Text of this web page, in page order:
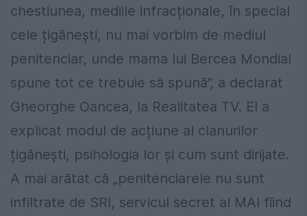
chestiunea, mediile infracționale, în special
cele țigănești, nu mai vorbim de mediul
penitenciar, unde mama lui Bercea Mondial
spune tot ce trebuie să spună”, a declarat
Gheorghe Oancea, la Realitatea TV. El a
explicat modul de acțiune al clanurilor
țigănești, psihologia lor și cum sunt dirijate.
A mai arătat că „penitenciarele nu sunt
infiltrate de SRI, servicul secret al MAI fiind